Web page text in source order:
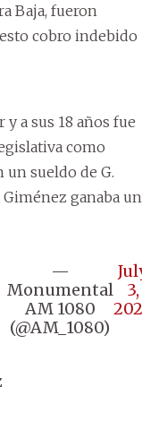
Baja, fueron
cobro indebido
a sus 18 años fue
como
un sueldo de G.
Giménez ganaba un
—
Monumental
AM 1080
(@AM_1080)
July
3,
2024